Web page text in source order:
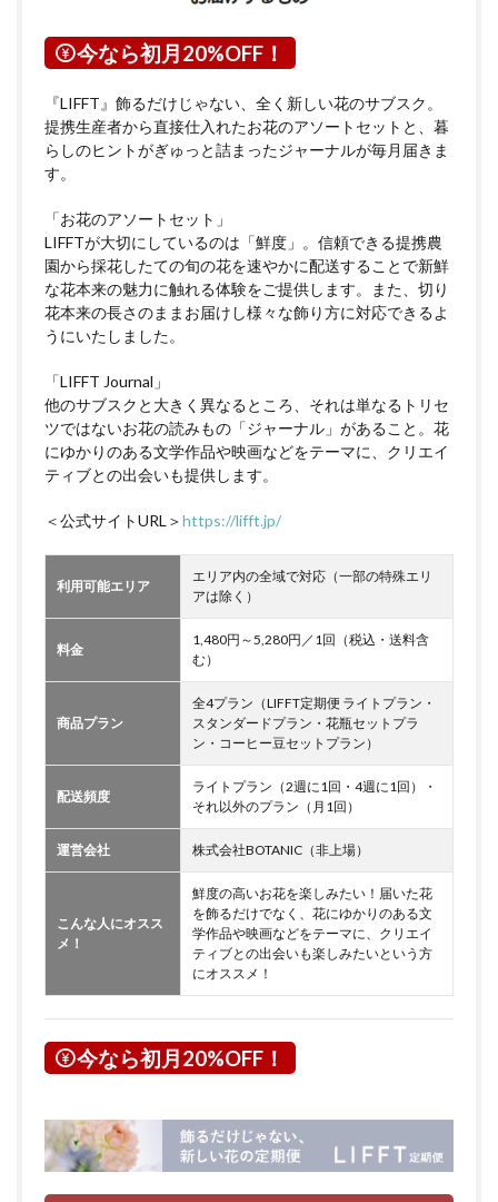
今なら初月20%OFF！
『LIFFT』飾るだけじゃない、全く新しい花のサブスク。
提携生産者から直接仕入れたお花のアソートセットと、暮
らしのヒントがぎゅっと詰まったジャーナルが毎月届きま
す。
「お花のアソートセット」
LIFFTが大切にしているのは「鮮度」。信頼できる提携農
園から採花したての旬の花を速やかに配送することで新鮮
な花本来の魅力に触れる体験をご提供します。また、切り
花本来の長さのままお届けし様々な飾り方に対応できるよ
うにいたしました。
「LIFFT Journal」
他のサブスクと大きく異なるところ、それは単なるトリセ
ツではないお花の読みもの「ジャーナル」があること。花
にゆかりのある文学作品や映画などをテーマに、クリエイ
ティブとの出会いも提供します。
＜公式サイトURL＞https://lifft.jp/
利用可能エリア
エリア内の全域で対応（一部の特殊エリ
アは除く）
料金
1,480円～5,280円／1回（税込・送料含
む）
商品プラン
全4プラン（LIFFT定期便 ライトプラン・
スタンダードプラン・花瓶セットプラ
ン・コーヒー豆セットプラン）
配送頻度
ライトプラン（2週に1回・4週に1回）・
それ以外のプラン（月1回）
運営会社 株式会社BOTANIC（非上場）
こんな人にオスス
メ！
鮮度の高いお花を楽しみたい！届いた花
を飾るだけでなく、花にゆかりのある文
学作品や映画などをテーマに、クリエイ
ティブとの出会いも楽しみたいという方
にオススメ！
今なら初月20%OFF！